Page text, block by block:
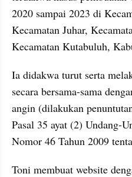
2020 sampai 2023 di
Kecamatan Juhar,
Kecamatan Kutabuluh,
Ia didakwa turut serta
secara bersama-sama
angin (dilakukan
Pasal 35 ayat (2) Undang-
Nomor 46 Tahun 2009
Toni membuat website